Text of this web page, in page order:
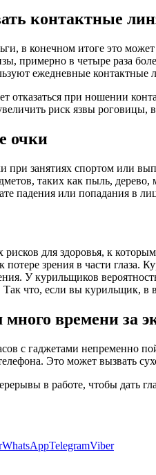
контактные
в конечном итоге это
примерно в четыре раза
ежедневные контактные
отказаться при ношении
риск язвы
очки
при занятиях спортом или
таких как пыль,
падения или попадания в
для здоровья, к
зрения в части глаза.
У курильщиков
что, если вы курильщик, в
времени за
с гаджетами непременно
Это может вызвать
в работе, чтобы дать
WhatsAppTelegramViber